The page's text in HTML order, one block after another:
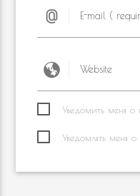
Уведомить меня о
Уведомлять меня